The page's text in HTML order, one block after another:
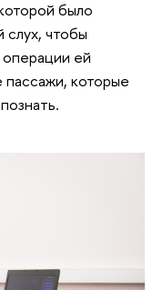
было
слух, чтобы
ей
пассажи, которые